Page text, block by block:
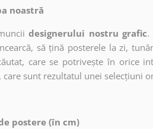
noastră
designerului nostru grafic.
să țină posterele la zi,
care se potrivește în orice
sunt rezultatul unei selecțiuni
postere (în cm)